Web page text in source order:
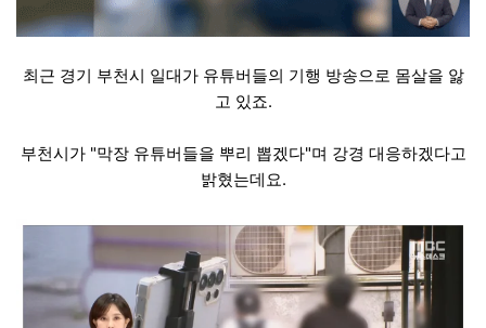
최근 경기 부천시 일대가 유튜버들의 기행 방송으로 몸살을 앓
고 있죠.
부천시가 "막장 유튜버들을 뿌리 뽑겠다"며 강경 대응하겠다고
밝혔는데요.